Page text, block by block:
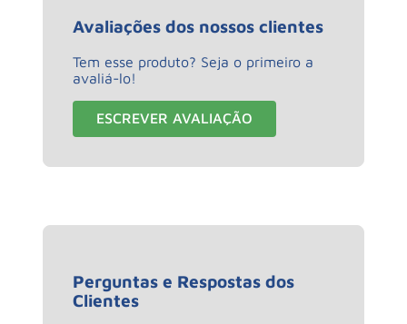
Avaliações dos nossos clientes
Tem esse produto? Seja o primeiro a
avaliá-lo!
ESCREVER AVALIAÇÃO
Perguntas e Respostas dos
Clientes